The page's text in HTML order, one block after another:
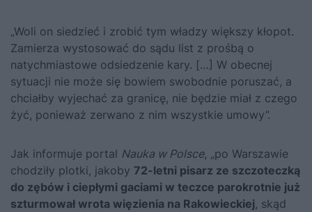
„Woli on siedzieć i zrobić tym władzy większy kłopot.
Zamierza wystosować do sądu list z prośbą o
natychmiastowe odsiedzenie kary. […] W obecnej
sytuacji nie może się bowiem swobodnie poruszać, a
chciałby wyjechać za granicę, nie będzie miał z czego
żyć, ponieważ zerwano z nim wszystkie umowy”.
Jak informuje portal Nauka w Polsce, „po Warszawie
chodziły plotki, jakoby 72-letni pisarz ze szczoteczką
do zębów i ciepłymi gaciami w teczce parokrotnie już
szturmował wrota więzienia na Rakowieckiej, skąd